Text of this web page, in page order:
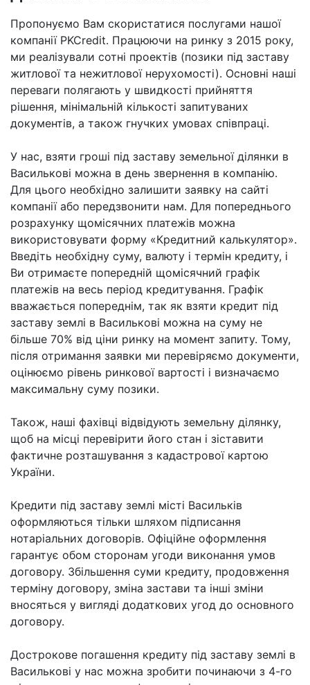
Пропонуємо Вам скористатися послугами нашої
компанії PKCredit. Працюючи на ринку з 2015 року,
ми реалізували сотні проектів (позики під заставу
житлової та нежитлової нерухомості). Основні наші
переваги полягають у швидкості прийняття
рішення, мінімальній кількості запитуваних
документів, а також гнучких умовах співпраці.
У нас, взяти гроші під заставу земельної ділянки в
Василькові можна в день звернення в компанію.
Для цього необхідно залишити заявку на сайті
компанії або передзвонити нам. Для попереднього
розрахунку щомісячних платежів можна
використовувати форму «Кредитний калькулятор».
Введіть необхідну суму, валюту і термін кредиту, і
Ви отримаєте попередній щомісячний графік
платежів на весь період кредитування. Графік
вважається попереднім, так як взяти кредит під
заставу землі в Василькові можна на суму не
більше 70% від ціни ринку на момент запиту. Тому,
після отримання заявки ми перевіряємо документи,
оцінюємо рівень ринкової вартості і визначаємо
максимальну суму позики.
Також, наші фахівці відвідують земельну ділянку,
щоб на місці перевірити його стан і зіставити
фактичне розташування з кадастрової картою
України.
Кредити під заставу землі місті Васильків
оформляються тільки шляхом підписання
нотаріальних договорів. Офіційне оформлення
гарантує обом сторонам угоди виконання умов
договору. Збільшення суми кредиту, продовження
терміну договору, зміна застави та інші зміни
вносяться у вигляді додаткових угод до основного
договору.
Дострокове погашення кредиту під заставу землі в
Василькові у нас можна зробити починаючи з 4-го